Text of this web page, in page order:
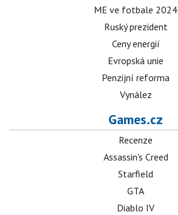
ME ve fotbale 2024
Ruský prezident
Ceny energií
Evropská unie
Penzijní reforma
Vynález
Games.cz
Recenze
Assassin's Creed
Starfield
GTA
Diablo IV